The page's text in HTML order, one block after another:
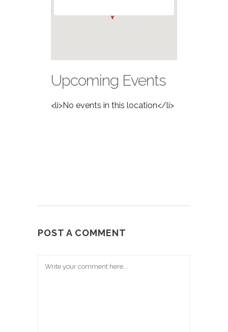
Upcoming Events
<li>No events in this location</li>
POST A COMMENT